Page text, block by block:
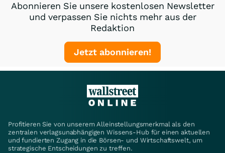
Abonnieren Sie unsere kostenlosen Newsletter
und verpassen Sie nichts mehr aus der
Redaktion
Jetzt abonnieren!
Profitieren Sie von unserem Alleinstellungsmerkmal als den
zentralen verlagsunabhängigen Wissens-Hub für einen aktuellen
und fundierten Zugang in die Börsen- und Wirtschaftswelt, um
strategische Entscheidungen zu treffen.